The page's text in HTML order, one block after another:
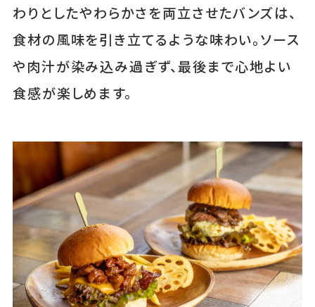
わりとしたやわらかさを両立させたバンズは、
食材の風味を引き立てるような味わい。ソース
や肉汁が染み込み過ぎず、最後まで心地よい
食感が楽しめます。